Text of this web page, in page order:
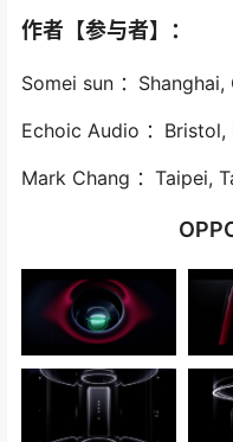
作者【参与者】：
Somei sun ：Shanghai,
Echoic Audio ：
Mark Chang ：Taipei,